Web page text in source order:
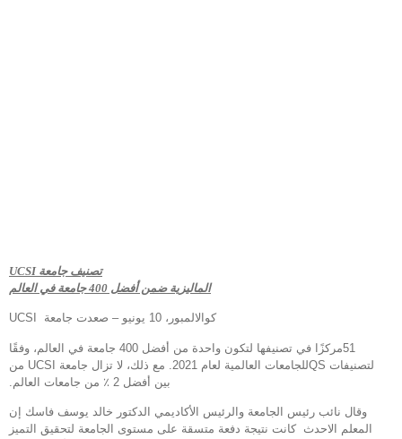
تصنيف جامعة UCSI
الماليزيةضمن أفضل 400 جامعة في العالم
كوالالمبور، 10 يونيو – صعدت جامعة UCSI
51مركزًا في تصنيفها لتكون واحدة من أفضل 400 جامعة في العالم، وفقًا
لتصنيفات QSللجامعات العالمية لعام 2021. مع ذلك، لا تزال جامعة UCSI من
بين أفضل 2 ٪ من جامعات العالم.
وقال نائب رئيس الجامعة والرئيس الأكاديمي الدكتور خالد يوسف فاسك إن
المعلم الاحدث كانت نتيجة دفعة متسقة على مستوى الجامعة لتحقيق التميز